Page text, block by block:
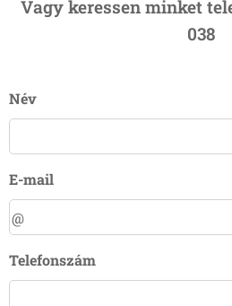
Vagy keressen minket
038
Név
E-mail
Telefonszám